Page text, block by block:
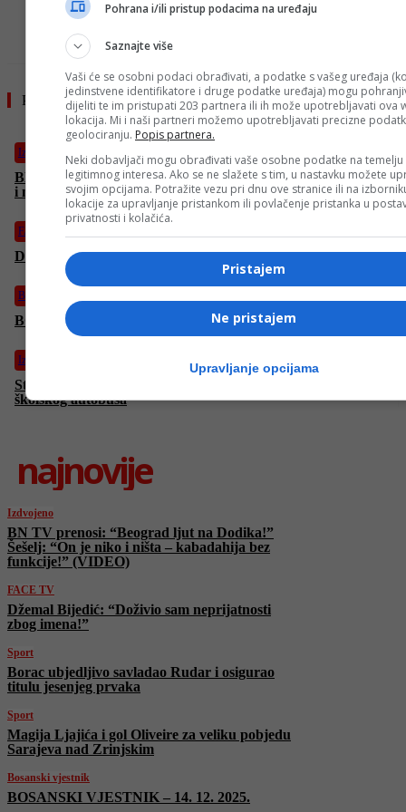
Pročitajte još
Izdvojeno
BN TV prenosi: “Beograd ljut na Dodika!” Šešelj: “On je niko
i ništa – kabadahija bez funkcije!” (VIDEO)
FACE TV
Džemal Bijedić: “Doživio sam neprijatnosti zbog imena!”
Bosanski vjestnik
BOSANSKI VJESTNIK – 14. 12. 2025.
Izdvojeno
Stravična nesreća u Kolumbiji: Više od 10 mrtvih u udesu
školskog autobusa
najnovije
Izdvojeno
BN TV prenosi: “Beograd ljut na Dodika!”
Šešelj: “On je niko i ništa – kabadahija bez
funkcije!” (VIDEO)
FACE TV
Džemal Bijedić: “Doživio sam neprijatnosti
zbog imena!”
Sport
Borac ubjedljivo savladao Rudar i osigurao
titulu jesenjeg prvaka
Sport
Magija Ljajića i gol Oliveire za veliku pobjedu
Sarajeva nad Zrinjskim
Bosanski vjestnik
BOSANSKI VJESTNIK – 14. 12. 2025.
Pohrana i/ili pristup podacima na uređaju
Saznajte više
Vaši će se osobni podaci obrađivati, a podatke s vašeg uređaja
jedinstvene identifikatore i druge podatke uređaja) mogu
dijeliti te im pristupati 203 partnera ili ih može upotrebljavati ova
lokacija. Mi i naši partneri možemo upotrebljavati precizne
geolociranju. Popis partnera.
Neki dobavljači mogu obrađivati vaše osobne podatke na temelju
legitimnog interesa. Ako se ne slažete s tim, u nastavku možete
svojim opcijama. Potražite vezu pri dnu ove stranice ili na
lokacije za upravljanje pristankom ili povlačenje pristanka u
privatnosti i kolačića.
Pristajem
Ne pristajem
Upravljanje opcijama